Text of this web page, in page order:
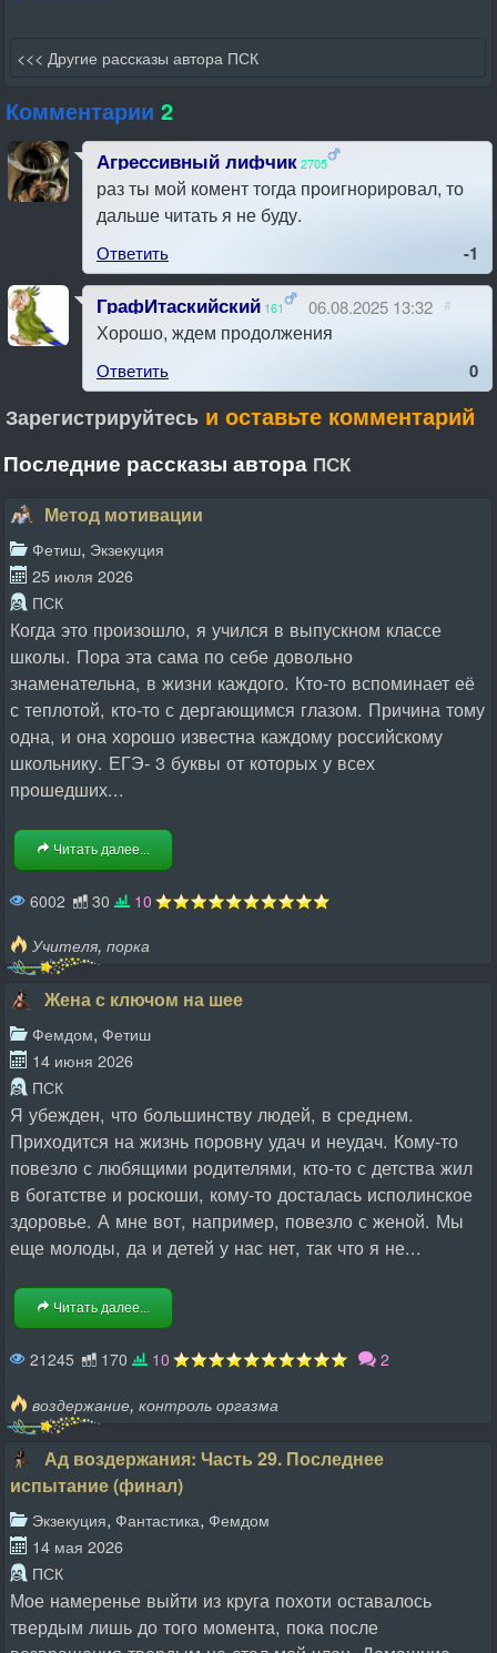
<<< Другие рассказы автора ПСК
Комментарии 2
Агрессивный лифчик2705
06.08.2025 02:30 #
раз ты мой комент тогда проигнорировал, то
дальше читать я не буду.
Ответить -1
ГрафИтаскийский 161 06.08.2025 13:32 #
Хорошо, ждем продолжения
Ответить 0
Зарегистрируйтесь и оставьте комментарий
Последние рассказы автора ПСК
Метод мотивации
Фетиш, Экзекуция
25 июля 2026
ПСК
Когда это произошло, я учился в выпускном классе
школы. Пора эта сама по себе довольно
знаменательна, в жизни каждого. Кто-то вспоминает её
с теплотой, кто-то с дергающимся глазом. Причина тому
одна, и она хорошо известна каждому российскому
школьнику. ЕГЭ- 3 буквы от которых у всех
прошедших...
Читать далее...
6002 30
10
Учителя, порка
Жена с ключом на шее
Фемдом, Фетиш
14 июня 2026
ПСК
Я убежден, что большинству людей, в среднем.
Приходится на жизнь поровну удач и неудач. Кому-то
повезло с любящими родителями, кто-то с детства жил
в богатстве и роскоши, кому-то досталась исполинское
здоровье. А мне вот, например, повезло с женой. Мы
еще молоды, да и детей у нас нет, так что я не...
Читать далее...
21245 170 10 2
воздержание, контроль оргазма
Ад воздержания: Часть 29. Последнее
испытание (финал)
Экзекуция, Фантастика, Фемдом
14 мая 2026
ПСК
Мое намеренье выйти из круга похоти оставалось
твердым лишь до того момента, пока после